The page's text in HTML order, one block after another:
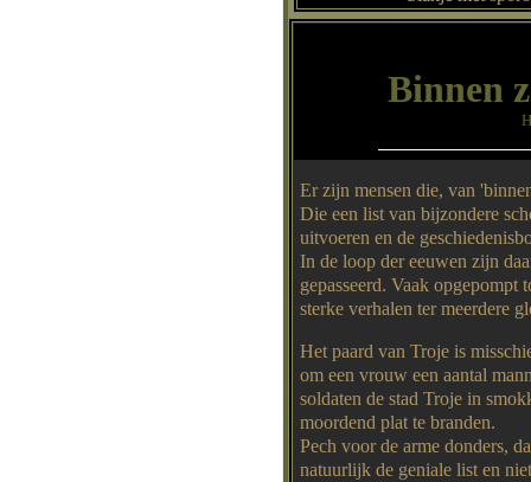
Binnen
Er zijn mensen die, van
Die een list van bijzondere
uitvoeren en de
In de loop der eeuwen zijn
gepasseerd. Vaak opgepompt
sterke verhalen ter meerdere
Het paard van Troje is
om een vrouw een aantal
soldaten de stad Troje in
moordend plat te branden.
Pech voor de arme donders,
natuurlijk de geniale list en